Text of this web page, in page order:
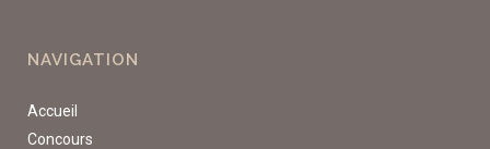
NAVIGATION
Accueil
Concours